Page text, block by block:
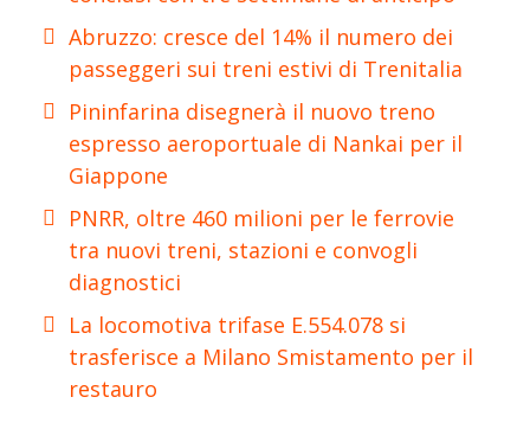
Abruzzo: cresce del 14% il numero dei
passeggeri sui treni estivi di Trenitalia
Pininfarina disegnerà il nuovo treno
espresso aeroportuale di Nankai per il
Giappone
PNRR, oltre 460 milioni per le ferrovie
tra nuovi treni, stazioni e convogli
diagnostici
La locomotiva trifase E.554.078 si
trasferisce a Milano Smistamento per il
restauro